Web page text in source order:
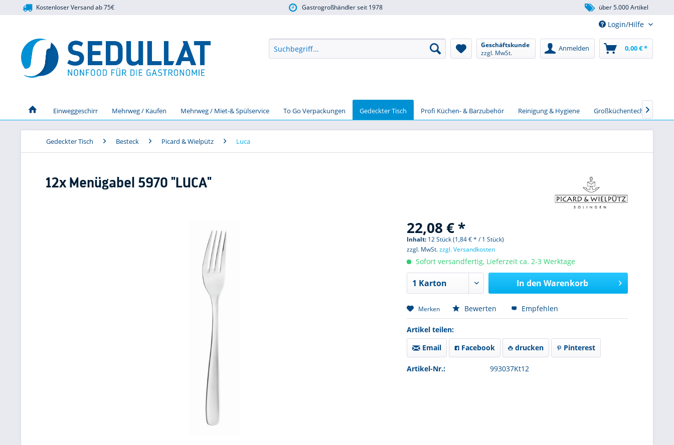
Kostenloser Versand ab 75€ Gastrogroßhändler seit 1978 über 5.000 Artikel
Login/Hilfe
Geschäftskunde
zzgl. MwSt.
Anmelden 0,00 € *
Einweggeschirr Mehrweg / Kaufen Mehrweg / Miet-& Spülservice To Go Verpackungen Gedeckter Tisch Profi Küchen- & Barzubehör Reinigung & Hygiene Großküchentechnik

Gedeckter Tisch Besteck Picard & Wielpütz Luca
12x Menügabel 5970 "LUCA"
22,08 € *
Inhalt: 12 Stück (1,84 € * / 1 Stück)
zzgl. MwSt.zzgl. Versandkosten
Sofort versandfertig, Lieferzeit ca. 2-3 Werktage
In den Warenkorb
Merken Bewerten Empfehlen
Artikel teilen:
Email
Facebook drucken Pinterest
Artikel-Nr.: 993037Kt12